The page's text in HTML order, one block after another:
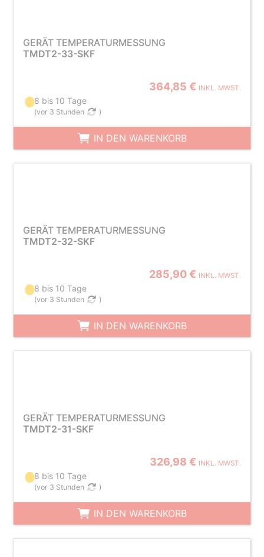
GERÄT TEMPERATURMESSUNG
TMDT2-33-SKF
364,85 € INKL. MWST.
8 bis 10 Tage
(vor 3 Stunden )
IN DEN WARENKORB
GERÄT TEMPERATURMESSUNG
TMDT2-32-SKF
285,90 € INKL. MWST.
8 bis 10 Tage
(vor 3 Stunden )
IN DEN WARENKORB
GERÄT TEMPERATURMESSUNG
TMDT2-31-SKF
326,98 € INKL. MWST.
8 bis 10 Tage
(vor 3 Stunden )
IN DEN WARENKORB